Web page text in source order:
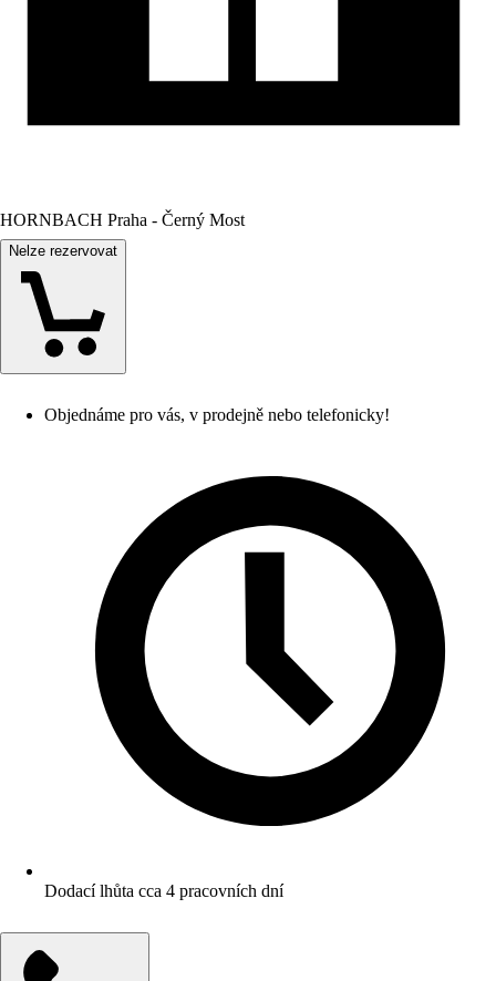
HORNBACH Praha - Černý Most
Nelze rezervovat
Objednáme pro vás, v prodejně nebo telefonicky!
Dodací lhůta cca 4 pracovních dní